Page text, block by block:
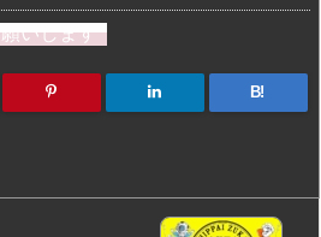
m
bl
r
b
o
ar
n
dr
o
いします
B!